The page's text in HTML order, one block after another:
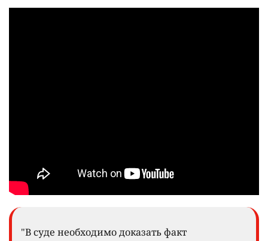
"В суде необходимо доказать факт